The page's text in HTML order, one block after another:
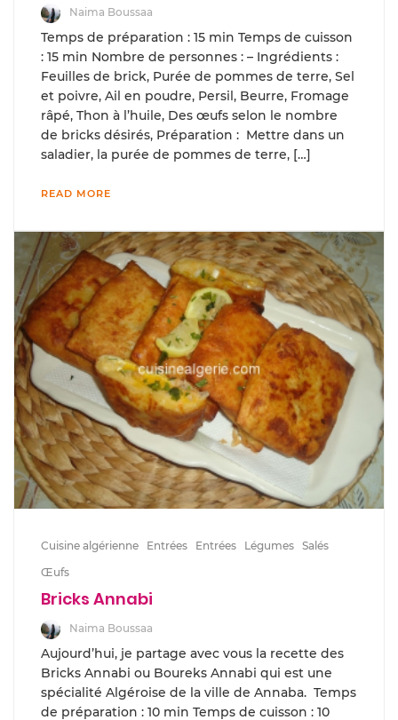
Naima Boussaa
Temps de préparation : 15 min Temps de cuisson
: 15 min Nombre de personnes : – Ingrédients :
Feuilles de brick, Purée de pommes de terre, Sel
et poivre, Ail en poudre, Persil, Beurre, Fromage
râpé, Thon à l’huile, Des œufs selon le nombre
de bricks désirés, Préparation : Mettre dans un
saladier, la purée de pommes de terre, […]
READ MORE
Cuisine algérienne Entrées Entrées Légumes Salés
Œufs
Bricks Annabi
Naima Boussaa
Aujourd’hui, je partage avec vous la recette des
Bricks Annabi ou Boureks Annabi qui est une
spécialité Algéroise de la ville de Annaba. Temps
de préparation : 10 min Temps de cuisson : 10